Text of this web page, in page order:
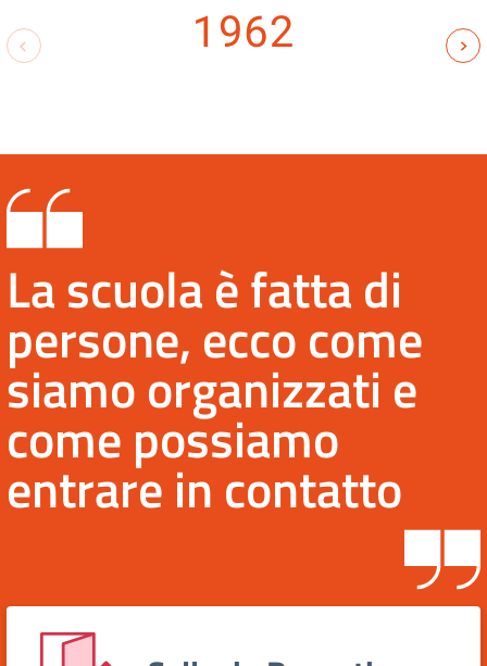
1962
La scuola è fatta di
persone, ecco come
siamo organizzati e
come possiamo
entrare in contatto